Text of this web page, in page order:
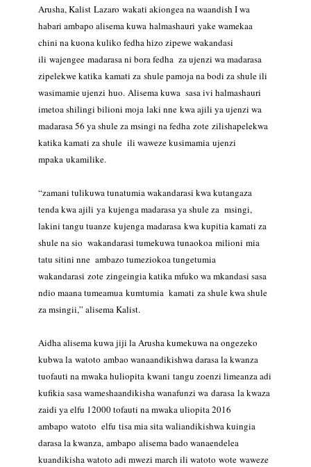
Arusha, Kalist Lazaro wakati akiongea na waandish I wa
habari ambapo alisema kuwa halmashauri yake wamekaa
chini na kuona kuliko fedha hizo zipewe wakandasi
ili wajengee madarasa ni bora fedha za ujenzi wa madarasa
zipelekwe katika kamati za shule pamoja na bodi za shule ili
wasimamie ujenzi huo. Alisema kuwa sasa ivi halmashauri
imetoa shilingi bilioni moja laki nne kwa ajili ya ujenzi wa
madarasa 56 ya shule za msingi na fedha zote zilishapelekwa
katika kamati za shule ili waweze kusimamia ujenzi
mpaka ukamilike.
“zamani tulikuwa tunatumia wakandarasi kwa kutangaza
tenda kwa ajili ya kujenga madarasa ya shule za msingi,
lakini tangu tuanze kujenga madarasa kwa kupitia kamati za
shule na sio wakandarasi tumekuwa tunaokoa milioni mia
tatu sitini nne ambazo tumeziokoa tungetumia
wakandarasi zote zingeingia katika mfuko wa mkandasi sasa
ndio maana tumeamua kumtumia kamati za shule kwa shule
za msingii,” alisema Kalist.
Aidha alisema kuwa jiji la Arusha kumekuwa na ongezeko
kubwa la watoto ambao wanaandikishwa darasa la kwanza
tuofauti na mwaka huliopita kwani tangu zoenzi limeanza adi
kufikia sasa wameshaandikisha wanafunzi wa darasa la kwaza
zaidi ya elfu 12000 tofauti na mwaka uliopita 2016
ambapo watoto elfu tisa mia sita waliandikishwa kuingia
darasa la kwanza, ambapo alisema bado wanaendelea
kuandikisha watoto adi mwezi march ili watoto wote waweze